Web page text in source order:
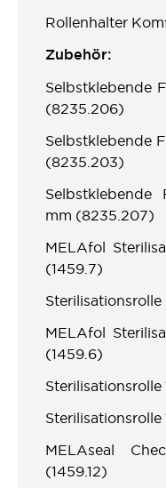
Rollenhalter
Zubehör:
Selbstklebende
(8235.206)
Selbstklebende
(8235.203)
mm (8235.207)
MELAfol
(1459.7)
MELAfol
(1459.6)
MELAseal
(1459.12)